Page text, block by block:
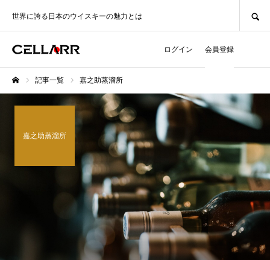
世界に誇る日本のウイスキーの魅力とは
ログイン 会員登録
記事一覧 嘉之助蒸溜所
嘉之助蒸溜所